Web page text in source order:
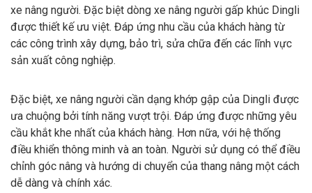
xe nâng người. Đặc biệt dòng xe nâng người gấp khúc Dingli
được thiết kế ưu việt. Đáp ứng nhu cầu của khách hàng từ
các công trình xây dựng, bảo trì, sửa chữa đến các lĩnh vực
sản xuất công nghiệp.
Đặc biệt, xe nâng người cần dạng khớp gập của Dingli được
ưa chuộng bởi tính năng vượt trội. Đáp ứng được những yêu
cầu khắt khe nhất của khách hàng. Hơn nữa, với hệ thống
điều khiển thông minh và an toàn. Người sử dụng có thể điều
chỉnh góc nâng và hướng di chuyển của thang nâng một cách
dễ dàng và chính xác.